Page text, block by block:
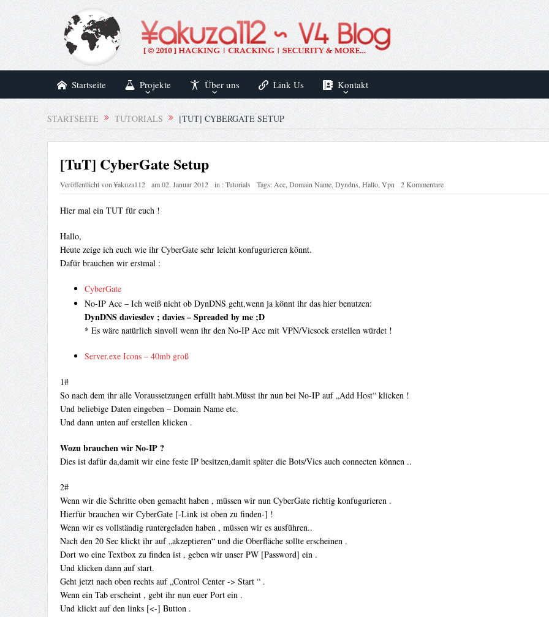
Startseite Projekte Über uns Link Us Kontakt
STARTSEITE TUTORIALS [TUT] CYBERGATE SETUP
[TuT] CyberGate Setup
Veröffentlicht von¥akuza112 am02. Januar 2012 in :Tutorials Tags:Acc,Domain Name,Dyndns,Hallo,Vpn 2 Kommentare
Hier mal ein TUT für euch !
Hallo,
Heute zeige ich euch wie ihr CyberGate sehr leicht konfugurieren könnt.
Dafür brauchen wir erstmal :
CyberGate
No-IP Acc – Ich weiß nicht ob DynDNS geht,wenn ja könnt ihr das hier benutzen:
DynDNS daviesdev ; davies – Spreaded by me ;D
* Es wäre natürlich sinvoll wenn ihr den No-IP Acc mit VPN/Vicsock erstellen würdet !
Server.exe Icons – 40mb groß
1#
So nach dem ihr alle Voraussetzungen erfüllt habt.Müsst ihr nun bei No-IP auf „Add Host“ klicken !
Und beliebige Daten eingeben – Domain Name etc.
Und dann unten auf erstellen klicken .
Wozu brauchen wir No-IP ?
Dies ist dafür da,damit wir eine feste IP besitzen,damit später die Bots/Vics auch connecten können ..
2#
Wenn wir die Schritte oben gemacht haben , müssen wir nun CyberGate richtig konfugurieren .
Hierfür brauchen wir CyberGate [-Link ist oben zu finden-] !
Wenn wir es vollständig runtergeladen haben , müssen wir es ausführen..
Nach den 20 Sec klickt ihr auf „akzeptieren“ und die Oberfläche sollte erscheinen .
Dort wo eine Textbox zu finden ist , geben wir unser PW [Password] ein .
Und klicken dann auf start.
Geht jetzt nach oben rechts auf „Control Center -> Start “ .
Wenn ein Tab erscheint , gebt ihr nun euer Port ein .
Und klickt auf den links [<-] Button .